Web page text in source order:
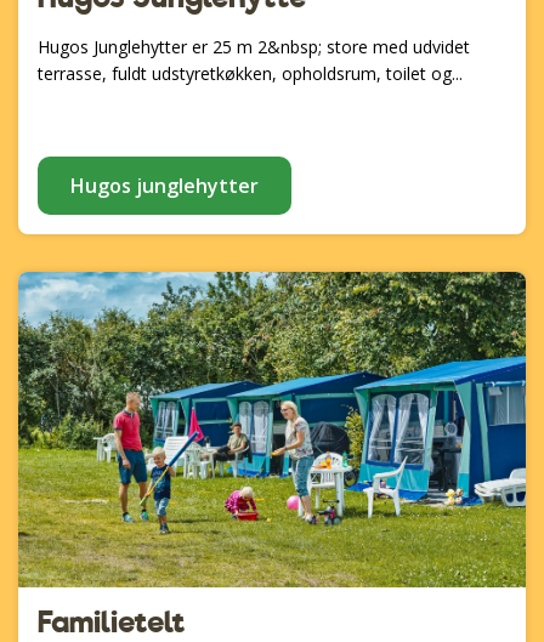
Hugos Junglehytter er 25 m 2&nbsp; store med udvidet
terrasse, fuldt udstyretkøkken, opholdsrum, toilet og...
Hugos junglehytter
Familietelt